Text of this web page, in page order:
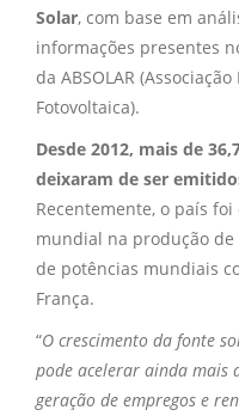
Solar, com base em
informações presentes
da ABSOLAR
Fotovoltaica).
Desde 2012, mais de
deixaram de ser
Recentemente, o país
mundial na produção
de potências mundiais
França.
“O crescimento da fonte
pode acelerar ainda mais
geração de empregos e